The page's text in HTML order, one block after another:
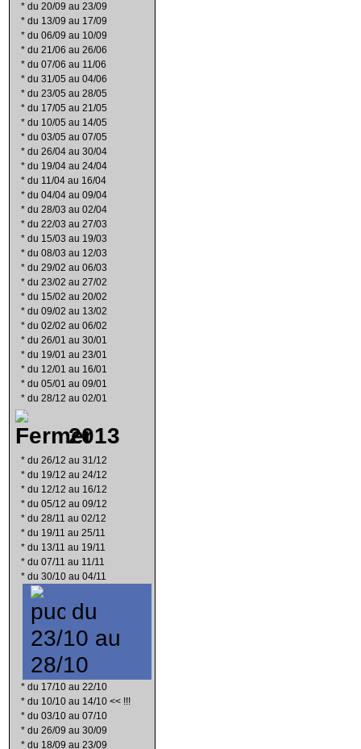
* du 20/09 au 23/09
* du 13/09 au 17/09
* du 06/09 au 10/09
* du 21/06 au 26/06
* du 07/06 au 11/06
* du 31/05 au 04/06
* du 23/05 au 28/05
* du 17/05 au 21/05
* du 10/05 au 14/05
* du 03/05 au 07/05
* du 26/04 au 30/04
* du 19/04 au 24/04
* du 11/04 au 16/04
* du 04/04 au 09/04
* du 28/03 au 02/04
* du 22/03 au 27/03
* du 15/03 au 19/03
* du 08/03 au 12/03
* du 29/02 au 06/03
* du 23/02 au 27/02
* du 15/02 au 20/02
* du 09/02 au 13/02
* du 02/02 au 06/02
* du 26/01 au 30/01
* du 19/01 au 23/01
* du 12/01 au 16/01
* du 05/01 au 09/01
* du 28/12 au 02/01
2013
* du 26/12 au 31/12
* du 19/12 au 24/12
* du 12/12 au 16/12
* du 05/12 au 09/12
* du 28/11 au 02/12
* du 19/11 au 25/11
* du 13/11 au 19/11
* du 07/11 au 11/11
* du 30/10 au 04/11
du
23/10 au
28/10
* du 17/10 au 22/10
* du 10/10 au 14/10 << !!!
* du 03/10 au 07/10
* du 26/09 au 30/09
* du 18/09 au 23/09